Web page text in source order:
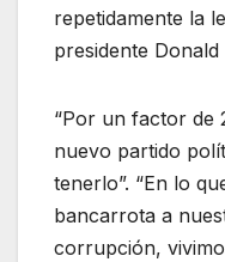
repetidamente la
presidente
“Por un factor de
nuevo partido
tenerlo”. “En lo
bancarrota a
corrupción,